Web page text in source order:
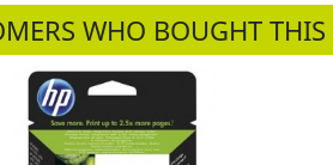
WHO BOUGHT THIS